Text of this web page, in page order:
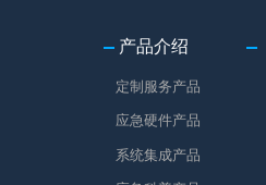
产品介绍
定制服务产品
应急硬件产品
系统集成产品